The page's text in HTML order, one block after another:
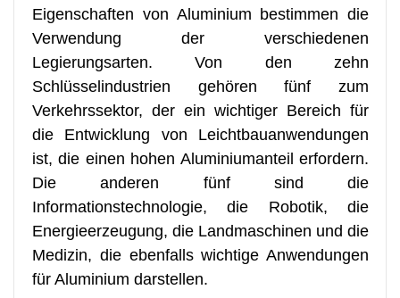
Eigenschaften von Aluminium bestimmen die
Verwendung der verschiedenen
Legierungsarten. Von den zehn
Schlüsselindustrien gehören fünf zum
Verkehrssektor, der ein wichtiger Bereich für
die Entwicklung von Leichtbauanwendungen
ist, die einen hohen Aluminiumanteil erfordern.
Die anderen fünf sind die
Informationstechnologie, die Robotik, die
Energieerzeugung, die Landmaschinen und die
Medizin, die ebenfalls wichtige Anwendungen
für Aluminium darstellen.